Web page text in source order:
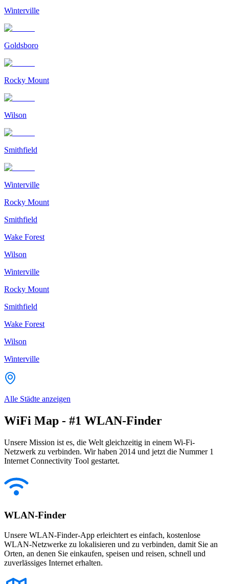
Winterville
Goldsboro
Rocky Mount
Wilson
Smithfield
Winterville
Rocky Mount
Smithfield
Wake Forest
Wilson
Winterville
Rocky Mount
Smithfield
Wake Forest
Wilson
Winterville
Alle Städte anzeigen
WiFi Map - #1 WLAN-Finder
Unsere Mission ist es, die Welt gleichzeitig in einem Wi-Fi-
Netzwerk zu verbinden. Wir haben 2014 und jetzt die Nummer 1
Internet Connectivity Tool gestartet.
WLAN-Finder
Unsere WLAN-Finder-App erleichtert es einfach, kostenlose
WLAN-Netzwerke zu lokalisieren und zu verbinden, damit Sie an
Orten, an denen Sie einkaufen, speisen und reisen, schnell und
zuverlässiges Internet erhalten.